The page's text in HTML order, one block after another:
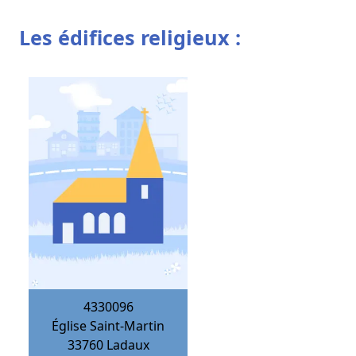
Les édifices religieux :
4330096
Église Saint-Martin
33760 Ladaux